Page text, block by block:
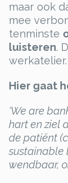
maar ook
mee
tenminste
luisteren.
werkatelier.
Hier gaat
‘We are
hart en ziel
de patiënt
sustainable
wendbaar,